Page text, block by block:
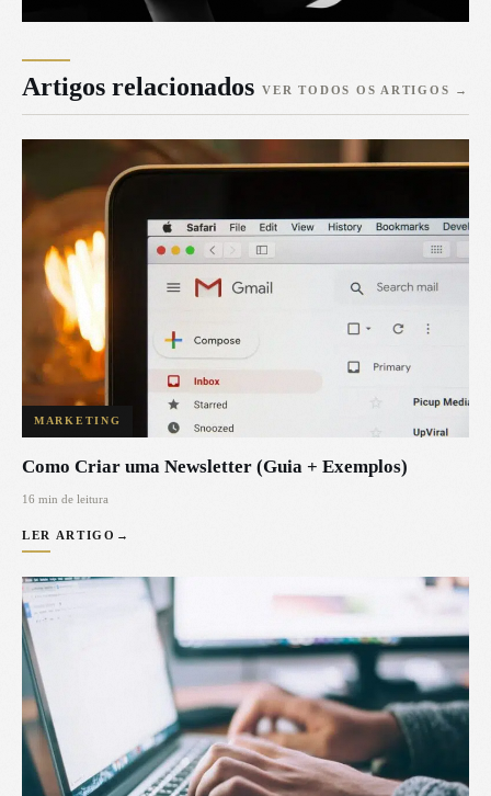
Artigos relacionados VER TODOS OS ARTIGOS →
MARKETING
Como Criar uma Newsletter (Guia + Exemplos)
16 min de leitura
LER ARTIGO →